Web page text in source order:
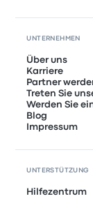
UNTERNEHMEN
Über uns
Karriere
Partner
Treten Sie
Werden Sie
Blog
Impressum
UNTERSTÜTZUNG
Hilfezentrum